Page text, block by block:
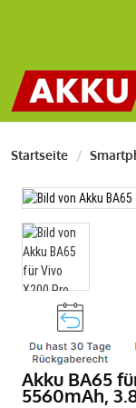
Startseite
Akku BA65
5560mAh,